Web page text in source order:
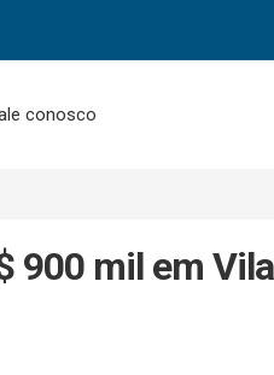
conosco
900 mil em